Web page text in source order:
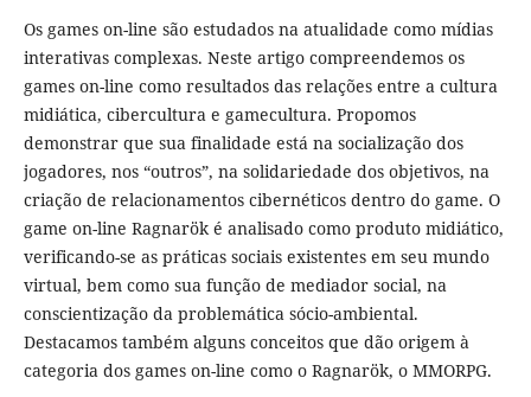
Os games on-line são estudados na atualidade como mídias
interativas complexas. Neste artigo compreendemos os
games on-line como resultados das relações entre a cultura
midiática, cibercultura e gamecultura. Propomos
demonstrar que sua finalidade está na socialização dos
jogadores, nos “outros”, na solidariedade dos objetivos, na
criação de relacionamentos cibernéticos dentro do game. O
game on-line Ragnarök é analisado como produto midiático,
verificando-se as práticas sociais existentes em seu mundo
virtual, bem como sua função de mediador social, na
conscientização da problemática sócio-ambiental.
Destacamos também alguns conceitos que dão origem à
categoria dos games on-line como o Ragnarök, o MMORPG.